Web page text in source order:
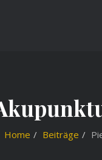
Home Beiträge